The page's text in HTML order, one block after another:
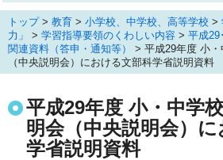
トップ> 教育 > 小学校、中学校、高等学校 >
力」
> 学習指導要領のくわしい内容 > 平成
関連資料（答申・通知等）
> 平成29年度 小
（中央説明会）における文部科学省説明資料
平成29年度 小・中学
明会（中央説明会）
学省説明資料